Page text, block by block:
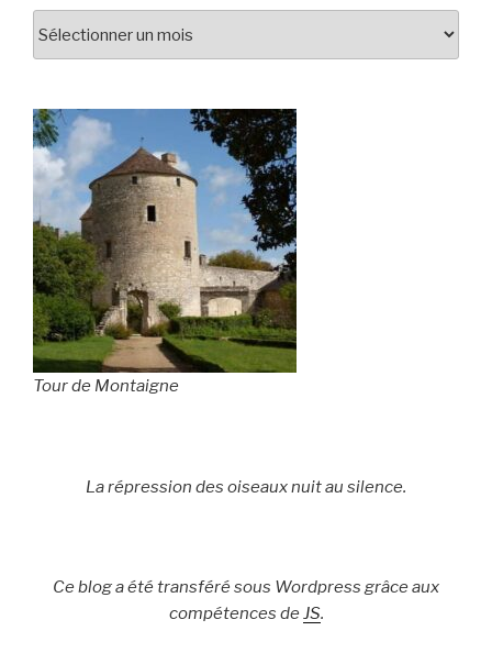
Tour de Montaigne
La répression des oiseaux nuit au silence.
Ce blog a été transféré sous Wordpress grâce aux
compétences de JS.